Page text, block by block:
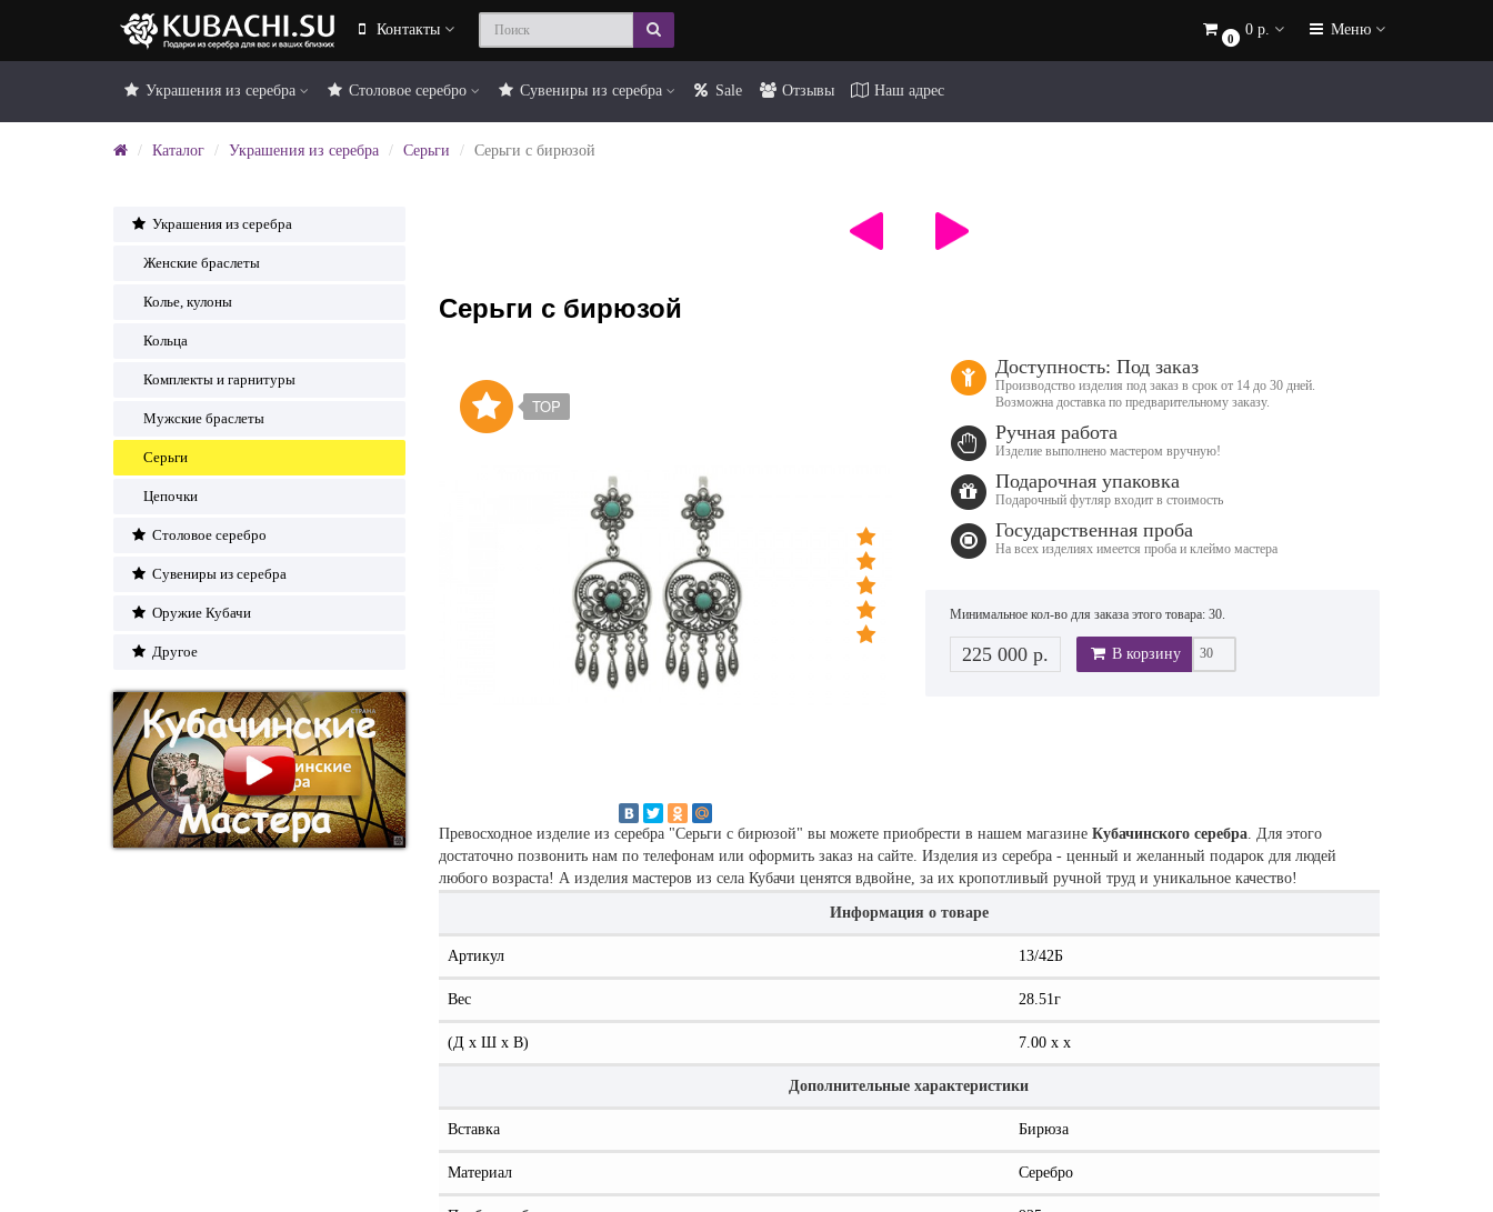
Контакты
0
0 р. Меню
Украшения из серебра Столовое серебро Сувениры из серебра Sale Отзывы Наш адрес
Каталог Украшения из серебра Серьги Серьги с бирюзой
Украшения из серебра
Женские браслеты
Колье, кулоны
Кольца
Комплекты и гарнитуры
Мужские браслеты
Серьги
Цепочки
Столовое серебро
Сувениры из серебра
Оружие Кубачи
Другое
Серьги с бирюзой
TOP
Доступность: Под заказ
Производство изделия под заказ в срок от 14 до 30 дней.
Возможна доставка по предварительному заказу.
Ручная работа
Изделие выполнено мастером вручную!
Подарочная упаковка
Подарочный футляр входит в стоимость
Государственная проба
На всех изделиях имеется проба и клеймо мастера
Минимальное кол-во для заказа этого товара: 30.
225 000 р. В корзину
Превосходное изделие из серебра "Серьги с бирюзой" вы можете приобрести в нашем магазине Кубачинского серебра. Для этого
достаточно позвонить нам по телефонам или оформить заказ на сайте. Изделия из серебра - ценный и желанный подарок для людей
любого возраста! А изделия мастеров из села Кубачи ценятся вдвойне, за их кропотливый ручной труд и уникальное качество!
Информация о товаре
Артикул 13/42Б
Вес 28.51г
(Д x Ш x В) 7.00 x x
Дополнительные характеристики
Вставка Бирюза
Материал Серебро